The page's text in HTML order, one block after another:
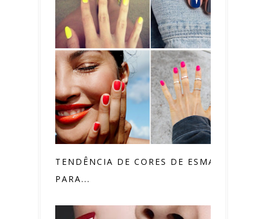
TENDÊNCIA DE CORES DE ESMALTES
PARA...